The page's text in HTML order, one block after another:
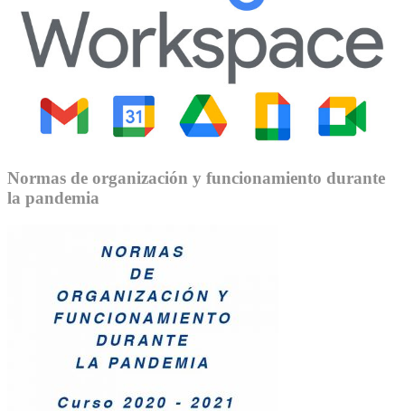
Normas de organización y funcionamiento durante
la pandemia